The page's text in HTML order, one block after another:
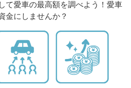
て愛車の最高額を調べよう！愛車
金にしませんか？